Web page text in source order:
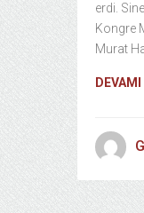
erdi.
Kongre
Murat
DEVAMI